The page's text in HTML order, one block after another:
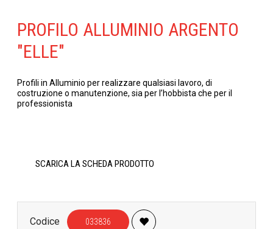
PROFILO ALLUMINIO ARGENTO
"ELLE"
Profili in Alluminio per realizzare qualsiasi lavoro, di
costruzione o manutenzione, sia per l’hobbista che per il
professionista
SCARICA LA SCHEDA PRODOTTO
Codice 033836